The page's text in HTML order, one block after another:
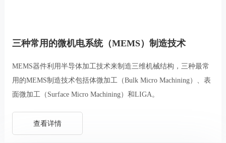
三种常用的微机电系统（MEMS）制造技术
MEMS器件利用半导体加工技术来制造三维机械结构，三种最常
用的MEMS制造技术包括体微加工（Bulk Micro Machining）、表
面微加工（Surface Micro Machining）和LIGA。
查看详情